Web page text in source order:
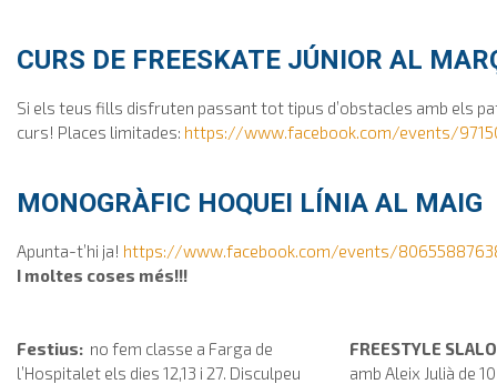
CURS DE FREESKATE JÚNIOR AL
Si els teus fills disfruten passant tot tipus d’obstacles amb els
curs! Places limitades: https://www.facebook.com/events/
MONOGRÀFIC HOQUEI LÍNIA AL MAIG
Apunta-t’hi ja! https://www.facebook.com/events/
I moltes coses més!!!
Festius: no fem classe a Farga de
l’Hospitalet els dies 12,13 i 27. Disculpeu
FREESTYLE
amb Aleix Julià de